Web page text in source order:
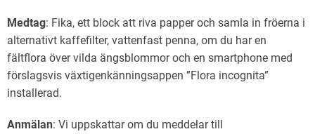
Medtag: Fika, ett block att riva papper och samla in fröerna i
alternativt kaffefilter, vattenfast penna, om du har en
fältflora över vilda ängsblommor och en smartphone med
förslagsvis växtigenkänningsappen ”Flora incognita”
installerad.
Anmälan: Vi uppskattar om du meddelar till